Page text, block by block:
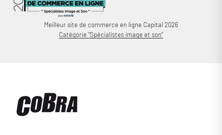
Meilleur site de commerce en ligne Capital 2026
Catégorie "Spécialistes image et son"